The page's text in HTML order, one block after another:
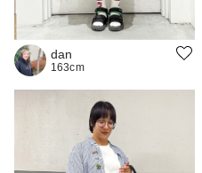
dan
163cm